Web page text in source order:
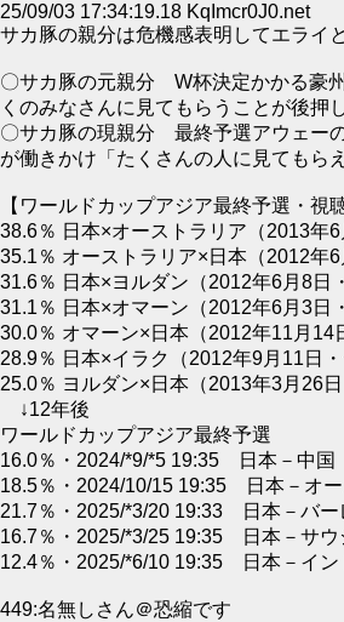
25/09/03 17:34:19.18 KqImcr0J0.net
サカ豚の親分は危機感表明してエライ
〇サカ豚の元親分 W杯決定かかる豪
くのみなさんに見てもらうことが後押
〇サカ豚の現親分 最終予選アウェー
が働きかけ「たくさんの人に見てもら
【ワールドカップアジア最終予選・視
38.6％ 日本×オーストラリア（2013年6
35.1％ オーストラリア×日本（2012年6
31.6％ 日本×ヨルダン（2012年6月8日
31.1％ 日本×オマーン（2012年6月3日
30.0％ オマーン×日本（2012年11月14
28.9％ 日本×イラク（2012年9月11日・
25.0％ ヨルダン×日本（2013年3月26日
↓12年後
ワールドカップアジア最終予選
16.0％・2024/*9/*5 19:35 日本－中国
18.5％・2024/10/15 19:35 日本－オ
21.7％・2025/*3/20 19:33 日本－バー
16.7％・2025/*3/25 19:35 日本－サウ
12.4％・2025/*6/10 19:35 日本－イン
449:名無しさん＠恐縮です